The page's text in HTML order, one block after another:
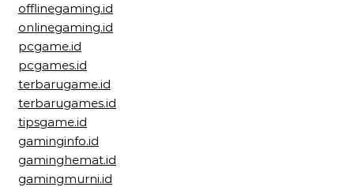
offlinegaming.id
onlinegaming.id
pcgame.id
pcgames.id
terbarugame.id
terbarugames.id
tipsgame.id
gaminginfo.id
gaminghemat.id
gamingmurni.id